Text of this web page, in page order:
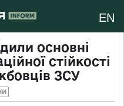
EN
основні
стійкості
ЗСУ